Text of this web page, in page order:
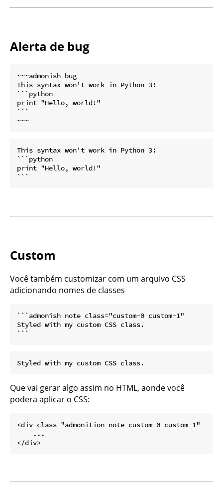
Alerta de bug
~~~admonish bug
This syntax won't work in Python 3:
```python
print "Hello, world!"
```
This syntax won't work in Python 3:
```python
print "Hello, world!"
Custom
Você também customizar com um arquivo CSS
adicionando nomes de classes
```admonish note class="custom-0 custom-1"
Styled with my custom CSS class.
Que vai gerar algo assim no HTML, aonde você
podera aplicar o CSS:
<div class="admonition note custom-0 custom-1"
    ...